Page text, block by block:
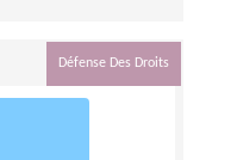
Défense Des Droits